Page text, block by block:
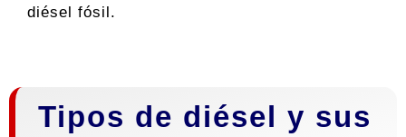
diésel fósil.
Tipos de diésel y sus